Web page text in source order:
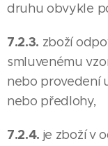
druhu obvykle
7.2.3. zboží
smluvenému
nebo provedení
nebo předlohy,
7.2.4. je zboží v